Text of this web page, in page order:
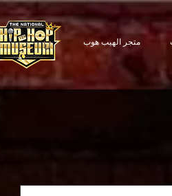
متجر الهيب هوب